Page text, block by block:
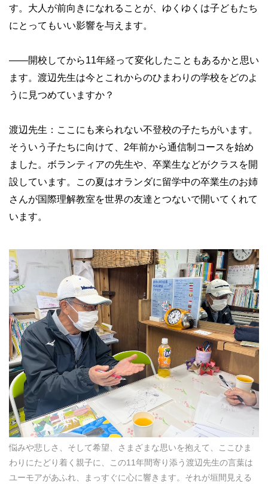
す。大人が前向きになれることが、ゆくゆくは子どもたち
にとってもいい影響を与えます。
——開校してから11年経って変化したこともあるかと思い
ます。渡辺先生は今とこれからのひまわりの学校をどのよ
うに見つめていますか？
渡辺先生：ここにも来られない不登校の子たちがいます。
そういう子たちに向けて、2年前から通信制コースを始め
ました。ボランティアの先生や、卒業生などがクラスを開
設しています。
この夏はオランダに留学中の卒業生のお姉
さんが国際理解教室を世界の友達とつないで開いてくれて
います。
悩みや悲しさ、そして希望、さまざまな思いを抱えて、ここひま
わりにたどり着く親子に、この11年間寄り添う渡辺先生の言葉は
ユーモアがあふれ、まっすぐに心に響きます。それが垣間見える